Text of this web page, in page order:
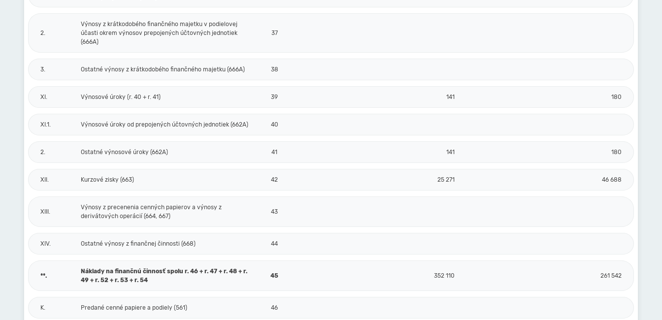
2.
Výnosy z krátkodobého finančného majetku v podielovej
účasti okrem výnosov prepojených účtovných jednotiek
(666A)
37
3. Ostatné výnosy z krátkodobého finančného majetku (666A) 38
XI. Výnosové úroky (r. 40 + r. 41) 39 141 180
XI.1. Výnosové úroky od prepojených účtovných jednotiek (662A) 40
2. Ostatné výnosové úroky (662A) 41 141 180
XII. Kurzové zisky (663) 42 25 271 46 688
XIII.
Výnosy z precenenia cenných papierov a výnosy z
derivátových operácií (664, 667)
43
XIV. Ostatné výnosy z finančnej činnosti (668) 44
**.
Náklady na finančnú činnosť spolu r. 46 + r. 47 + r. 48 + r.
49 + r. 52 + r. 53 + r. 54
45 352 110 261 542
K. Predané cenné papiere a podiely (561) 46